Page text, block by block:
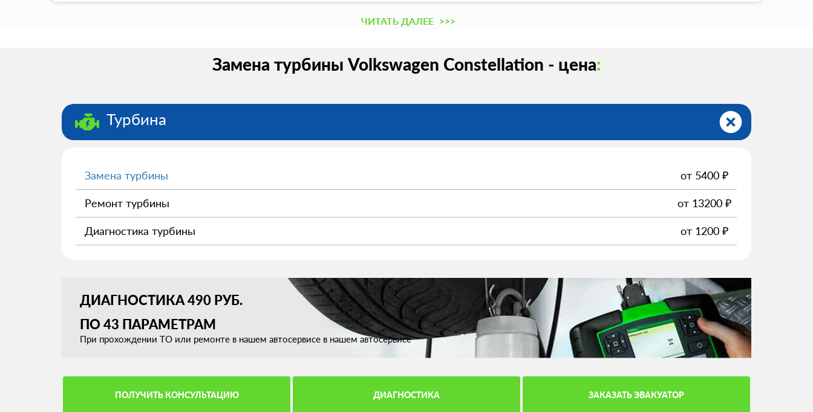
ЧИТАТЬ ДАЛЕЕ >>>
Замена турбины Volkswagen Constellation - цена:
Турбина
Замена турбины от 5400 ₽
Ремонт турбины от 13200 ₽
Диагностика турбины от 1200 ₽
ДИАГНОСТИКА 490 РУБ.
ПО 43 ПАРАМЕТРАМ
При прохождении ТО или ремонте в нашем автосервисе в нашем автосервисе
ПОЛУЧИТЬ КОНСУЛЬТАЦИЮ ДИАГНОСТИКА ЗАКАЗАТЬ ЭВАКУАТОР